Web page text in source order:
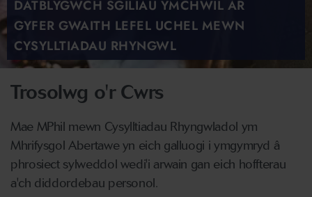
DATBLYGWCH SGILIAU YMCHWIL AR
GYFER GWAITH LEFEL UCHEL MEWN
CYSYLLTIADAU RHYNGWL
Trosolwg o'r Cwrs
Mae MPhil mewn Cysylltiadau Rhyngwladol ym
Mhrifysgol Abertawe yn eich galluogi i ymgymryd â
phrosiect sylweddol wedi'i arwain gan eich hoffterau
a'ch diddordebau personol.